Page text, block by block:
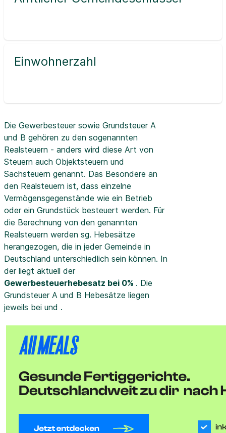
Einwohnerzahl
Die Gewerbesteuer sowie Grundsteuer A
und B gehören zu den sogenannten
Realsteuern - anders wird diese Art von
Steuern auch Objektsteuern und
Sachsteuern genannt. Das Besondere an
den Realsteuern ist, dass einzelne
Vermögensgegenstände wie ein Betrieb
oder ein Grundstück besteuert werden. Für
die Berechnung von den genannten
Realsteuern werden sg. Hebesätze
herangezogen, die in jeder Gemeinde in
Deutschland unterschiedlich sein können. In
der liegt aktuell der
Gewerbesteuerhebesatz bei 0% . Die
Grundsteuer A und B Hebesätze liegen
jeweils bei und .